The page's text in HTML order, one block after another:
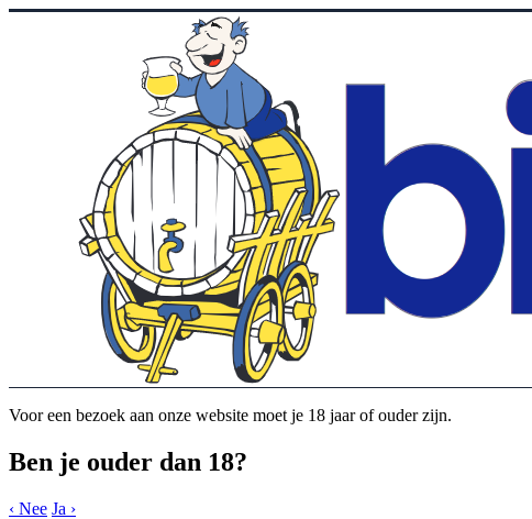
Voor een bezoek aan onze website moet je 18 jaar of ouder zijn.
Ben je ouder dan 18?
‹ Nee Ja ›